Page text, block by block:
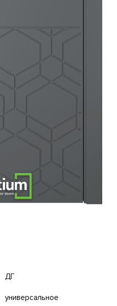
ДГ
универсальное